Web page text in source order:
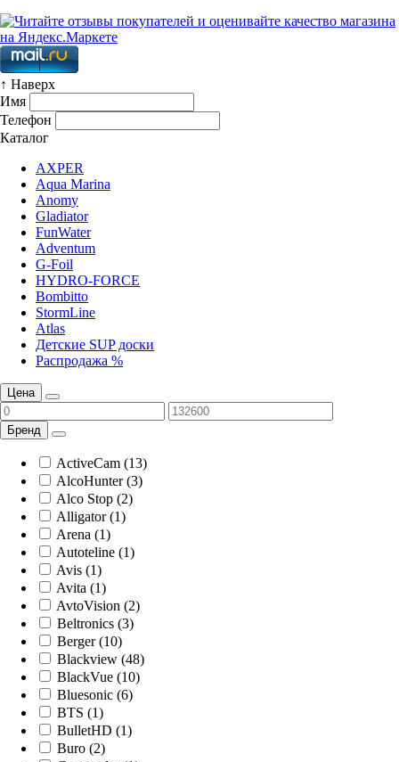
↑ Наверх
Имя
Телефон
Каталог
AXPER
Aqua Marina
Anomy
Gladiator
FunWater
Adventum
G-Foil
HYDRO-FORCE
Bombitto
StormLine
Atlas
Детские SUP доски
Распродажа %
Цена
Бренд
ActiveCam (13)
AlcoHunter (3)
Alco Stop (2)
Alligator (1)
Arena (1)
Autoteline (1)
Avis (1)
Avita (1)
AvtoVision (2)
Beltronics (3)
Berger (10)
Blackview (48)
BlackVue (10)
Bluesonic (6)
BTS (1)
BulletHD (1)
Buro (2)